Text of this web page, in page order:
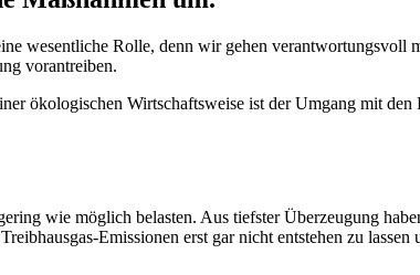
wesentliche Rolle, denn wir gehen verantwortungsvoll
vorantreiben.
ökologischen Wirtschaftsweise ist der Umgang mit den
wie möglich belasten. Aus tiefster Überzeugung
Emissionen erst gar nicht entstehen zu